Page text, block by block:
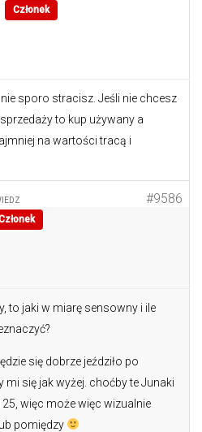
Członek
sporo stracisz. Jeśli nie chcesz
to kup używany a
na wartości tracą i
#9586
to jaki w miarę sensowny i ile
się dobrze jeździło po
mi się jak wyżej. choćby te Junaki
więc może więc wizualnie
pomiędzy